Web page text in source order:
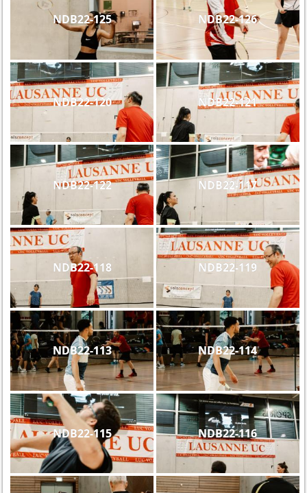
NDB22-125 NDB22-126
NDB22-120 NDB22-121
NDB22-122 NDB22-117
NDB22-118 NDB22-119
NDB22-113 NDB22-114
NDB22-115 NDB22-116